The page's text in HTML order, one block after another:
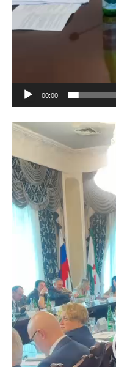
00:00
Видеоплеер